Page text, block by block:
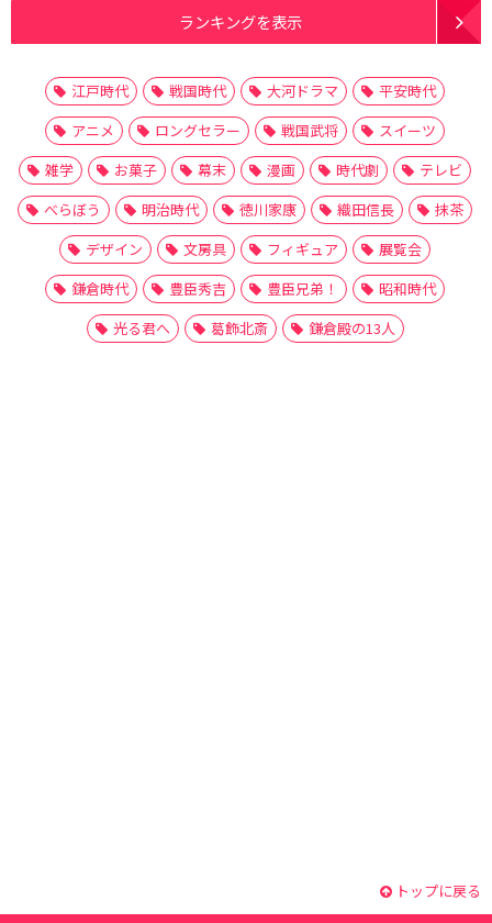
ランキングを表示
江戸時代 戦国時代 大河ドラマ
平安時代
アニメ
ロングセラー 戦国武将
スイーツ
雑学
お菓子 幕末 漫画 時代劇
テレビ
べらぼう
明治時代 徳川家康 織田信長
抹茶
デザイン
文房具 フィギュア
展覧会
鎌倉時代
豊臣秀吉 豊臣兄弟！
昭和時代
光る君へ
葛飾北斎 鎌倉殿の13人
トップに戻る